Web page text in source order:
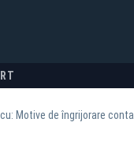
Motive de îngrijorare